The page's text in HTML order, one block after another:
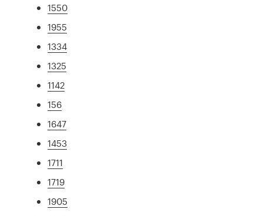
1550
1955
1334
1325
1142
156
1647
1453
1711
1719
1905